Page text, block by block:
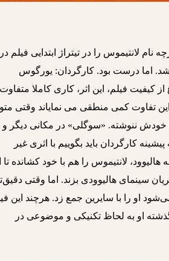
لانتیموس را در تیتراژ ابتدایی فیلم در
اما درست بود. کارگردان: یورگوس
کیفیت فیلم، این اثر، کاری کاملا متفاوت
تفاوت کمی منطقی می نمایاند وقتی
ننوشته. «سوگلی» در مکانی دیگر و
کارگردان باید بگوییم با اثری غیر
لانتیموس را هم با خود کشانده تا
هالیوودی بزند. اما وقتی
او را با سایرین جمع زد. هرچند این
او به لحاظ تکنیکی و موضوعی در